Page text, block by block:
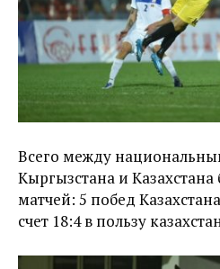
Всего между
Кыргызстана и
матчей: 5 побед
счет 18:4 в пользу